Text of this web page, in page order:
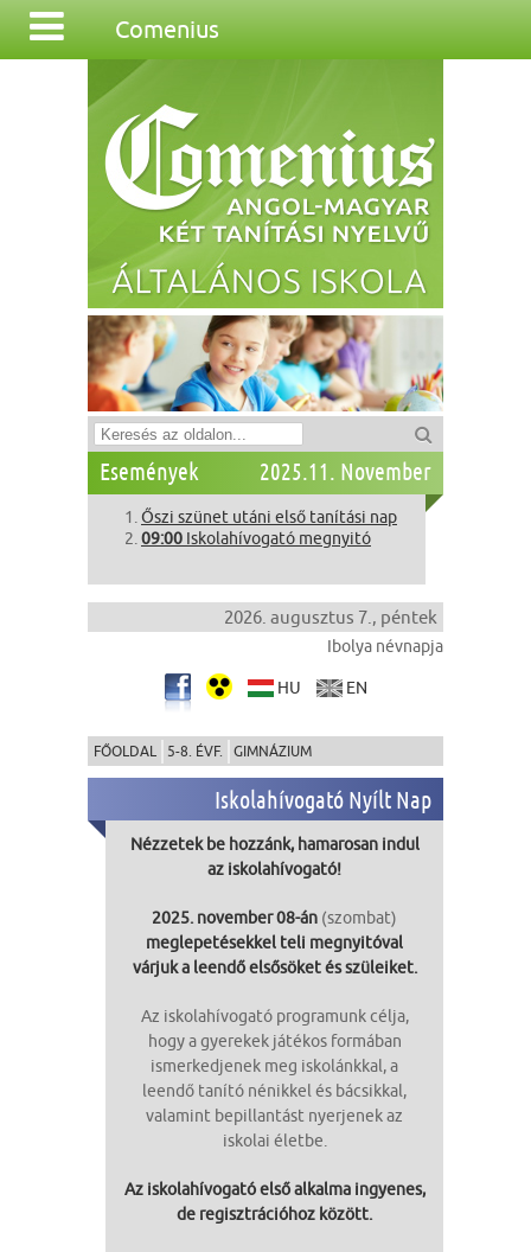
Comenius
Események 2025.11. November
Őszi szünet utáni első tanítási nap
09:00 Iskolahívogató megnyitó
2026. augusztus 7., péntek
Ibolya névnapja
HU EN
FŐOLDAL 5-8. ÉVF. GIMNÁZIUM
Iskolahívogató Nyílt Nap
Nézzetek be hozzánk, hamarosan indul
az iskolahívogató!
2025. november 08-án (szombat)
meglepetésekkel teli megnyitóval
várjuk a leendő elsősöket és szüleiket.
Az iskolahívogató programunk célja,
hogy a gyerekek játékos formában
ismerkedjenek meg iskolánkkal, a
leendő tanító nénikkel és bácsikkal,
valamint bepillantást nyerjenek az
iskolai életbe.
Az iskolahívogató első alkalma ingyenes,
de regisztrációhoz között.